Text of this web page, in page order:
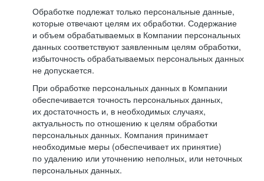
Обработке подлежат только персональные данные,
которые отвечают целям их обработки. Содержание
и объем обрабатываемых в Компании персональных
данных соответствуют заявленным целям обработки,
избыточность обрабатываемых персональных данных
не допускается.
При обработке персональных данных в Компании
обеспечивается точность персональных данных,
их достаточность и, в необходимых случаях,
актуальность по отношению к целям обработки
персональных данных. Компания принимает
необходимые меры (обеспечивает их принятие)
по удалению или уточнению неполных, или неточных
персональных данных.